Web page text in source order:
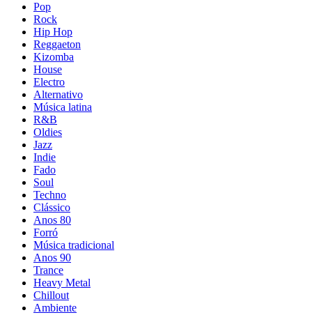
Pop
Rock
Hip Hop
Reggaeton
Kizomba
House
Electro
Alternativo
Música latina
R&B
Oldies
Jazz
Indie
Fado
Soul
Techno
Clássico
Anos 80
Forró
Música tradicional
Anos 90
Trance
Heavy Metal
Chillout
Ambiente